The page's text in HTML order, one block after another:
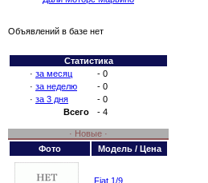
Объявлений в базе нет
Статистика
· за месяц
- 0
· за неделю
- 0
· за 3 дня
- 0
Всего
- 4
· Новые ·
Фото
Модель / Цена
Fiat 1/9